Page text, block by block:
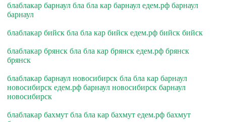
блаблакар барнаул бла бла кар барнаул едем.рф барнаул
барнаул
блаблакар бийск бла бла кар бийск едем.рф бийск бийск
блаблакар брянск бла бла кар брянск едем.рф брянск
брянск
блаблакар барнаул новосибирск бла бла кар барнаул
новосибирск едем.рф барнаул новосибирск барнаул
новосибирск
блаблакар бахмут бла бла кар бахмут едем.рф бахмут